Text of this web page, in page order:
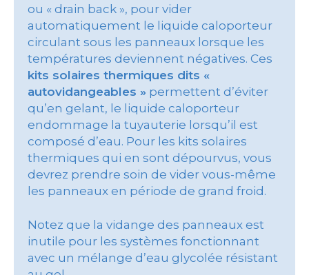
ou « drain back », pour vider
automatiquement le liquide caloporteur
circulant sous les panneaux lorsque les
températures deviennent négatives. Ces
kits solaires thermiques dits «
autovidangeables » permettent d’éviter
qu’en gelant, le liquide caloporteur
endommage la tuyauterie lorsqu’il est
composé d’eau. Pour les kits solaires
thermiques qui en sont dépourvus, vous
devrez prendre soin de vider vous-même
les panneaux en période de grand froid.
Notez que la vidange des panneaux est
inutile pour les systèmes fonctionnant
avec un mélange d’eau glycolée résistant